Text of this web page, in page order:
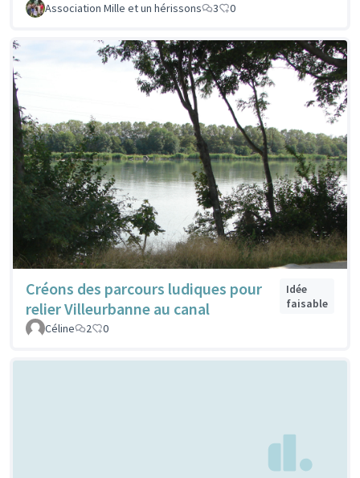
Association Mille et un hérissons
3 0
Créons des parcours ludiques pour
relier Villeurbanne au canal
Idée
faisable
Céline
2 0